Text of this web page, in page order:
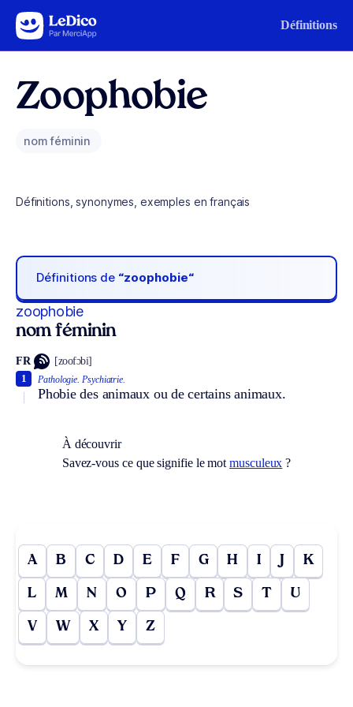
Aller au contenu Définitions
Zoophobie
nom féminin
Définitions, synonymes, exemples en français
Définitions de “zoophobie“
zoophobie
nom féminin
FR [zoofɔbi]
Pathologie. Psychiatrie.
Phobie des animaux ou de certains animaux.
1
À découvrir
Savez-vous ce que signifie le motmusculeux ?
A B C D E F G H I J K
L M N O P Q R S T U
V W X Y Z